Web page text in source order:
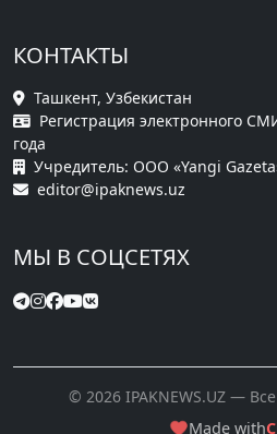
КОНТАКТЫ
Ташкент, Узбекистан
Регистрация электронного
года
Учредитель: ООО «Yangi
editor@ipaknews.uz
МЫ В СОЦСЕТЯХ
© 2026 IPAKNEWS.UZ —
Made with